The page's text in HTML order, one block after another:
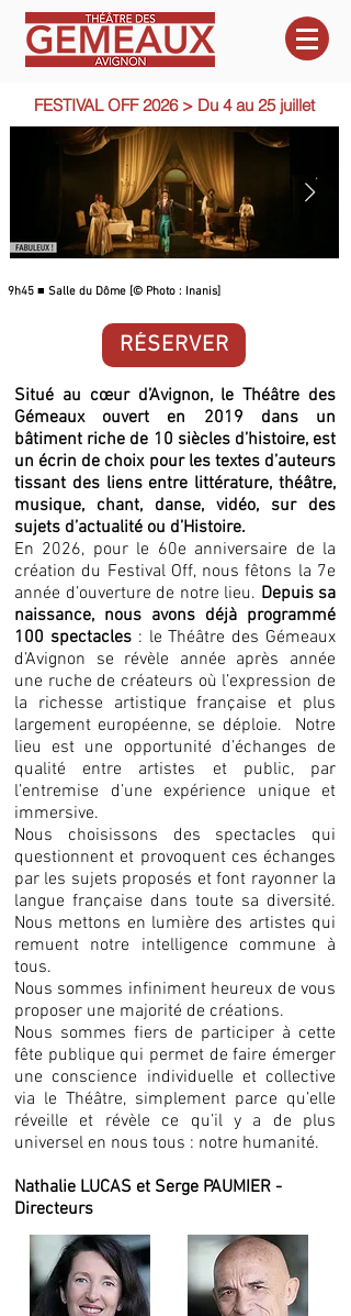
FESTIVAL OFF 2026 > Du 4 au 25 juillet
9h45 ■ Salle du Dôme [© Photo : Inanis]
RÉSERVER
Situé au cœur d’Avignon, le Théâtre des
Gémeaux ouvert en 2019 dans un
bâtiment riche de 10 siècles d’histoire, est
un écrin de choix pour les textes d’auteurs
tissant des liens entre littérature, théâtre,
musique, chant, danse, vidéo, sur des
sujets d’actualité ou d’Histoire.
En 2026, pour le 60e anniversaire de la
création du Festival Off, nous fêtons la 7e
année d’ouverture de notre lieu. Depuis sa
naissance, nous avons déjà programmé
100 spectacles: le Théâtre des Gémeaux
d’Avignon se révèle année après année
une ruche de créateurs où l’expression de
la richesse artistique française et plus
largement européenne, se déploie. Notre
lieu est une opportunité d’échanges de
qualité entre artistes et public, par
l’entremise d’une expérience unique et
immersive.
Nous choisissons des spectacles qui
questionnent et provoquent ces échanges
par les sujets proposés et font rayonner la
langue française dans toute sa diversité.
Nous mettons en lumière des artistes qui
remuent notre intelligence commune à
tous.
Nous sommes infiniment heureux de vous
proposer une majorité de créations.
Nous sommes fiers de participer à cette
fête publique qui permet de faire émerger
une conscience individuelle et collective
via le Théâtre, simplement parce qu’elle
réveille et révèle ce qu’il y a de plus
universel en nous tous : notre humanité.
Nathalie LUCAS et Serge PAUMIER -
Directeurs